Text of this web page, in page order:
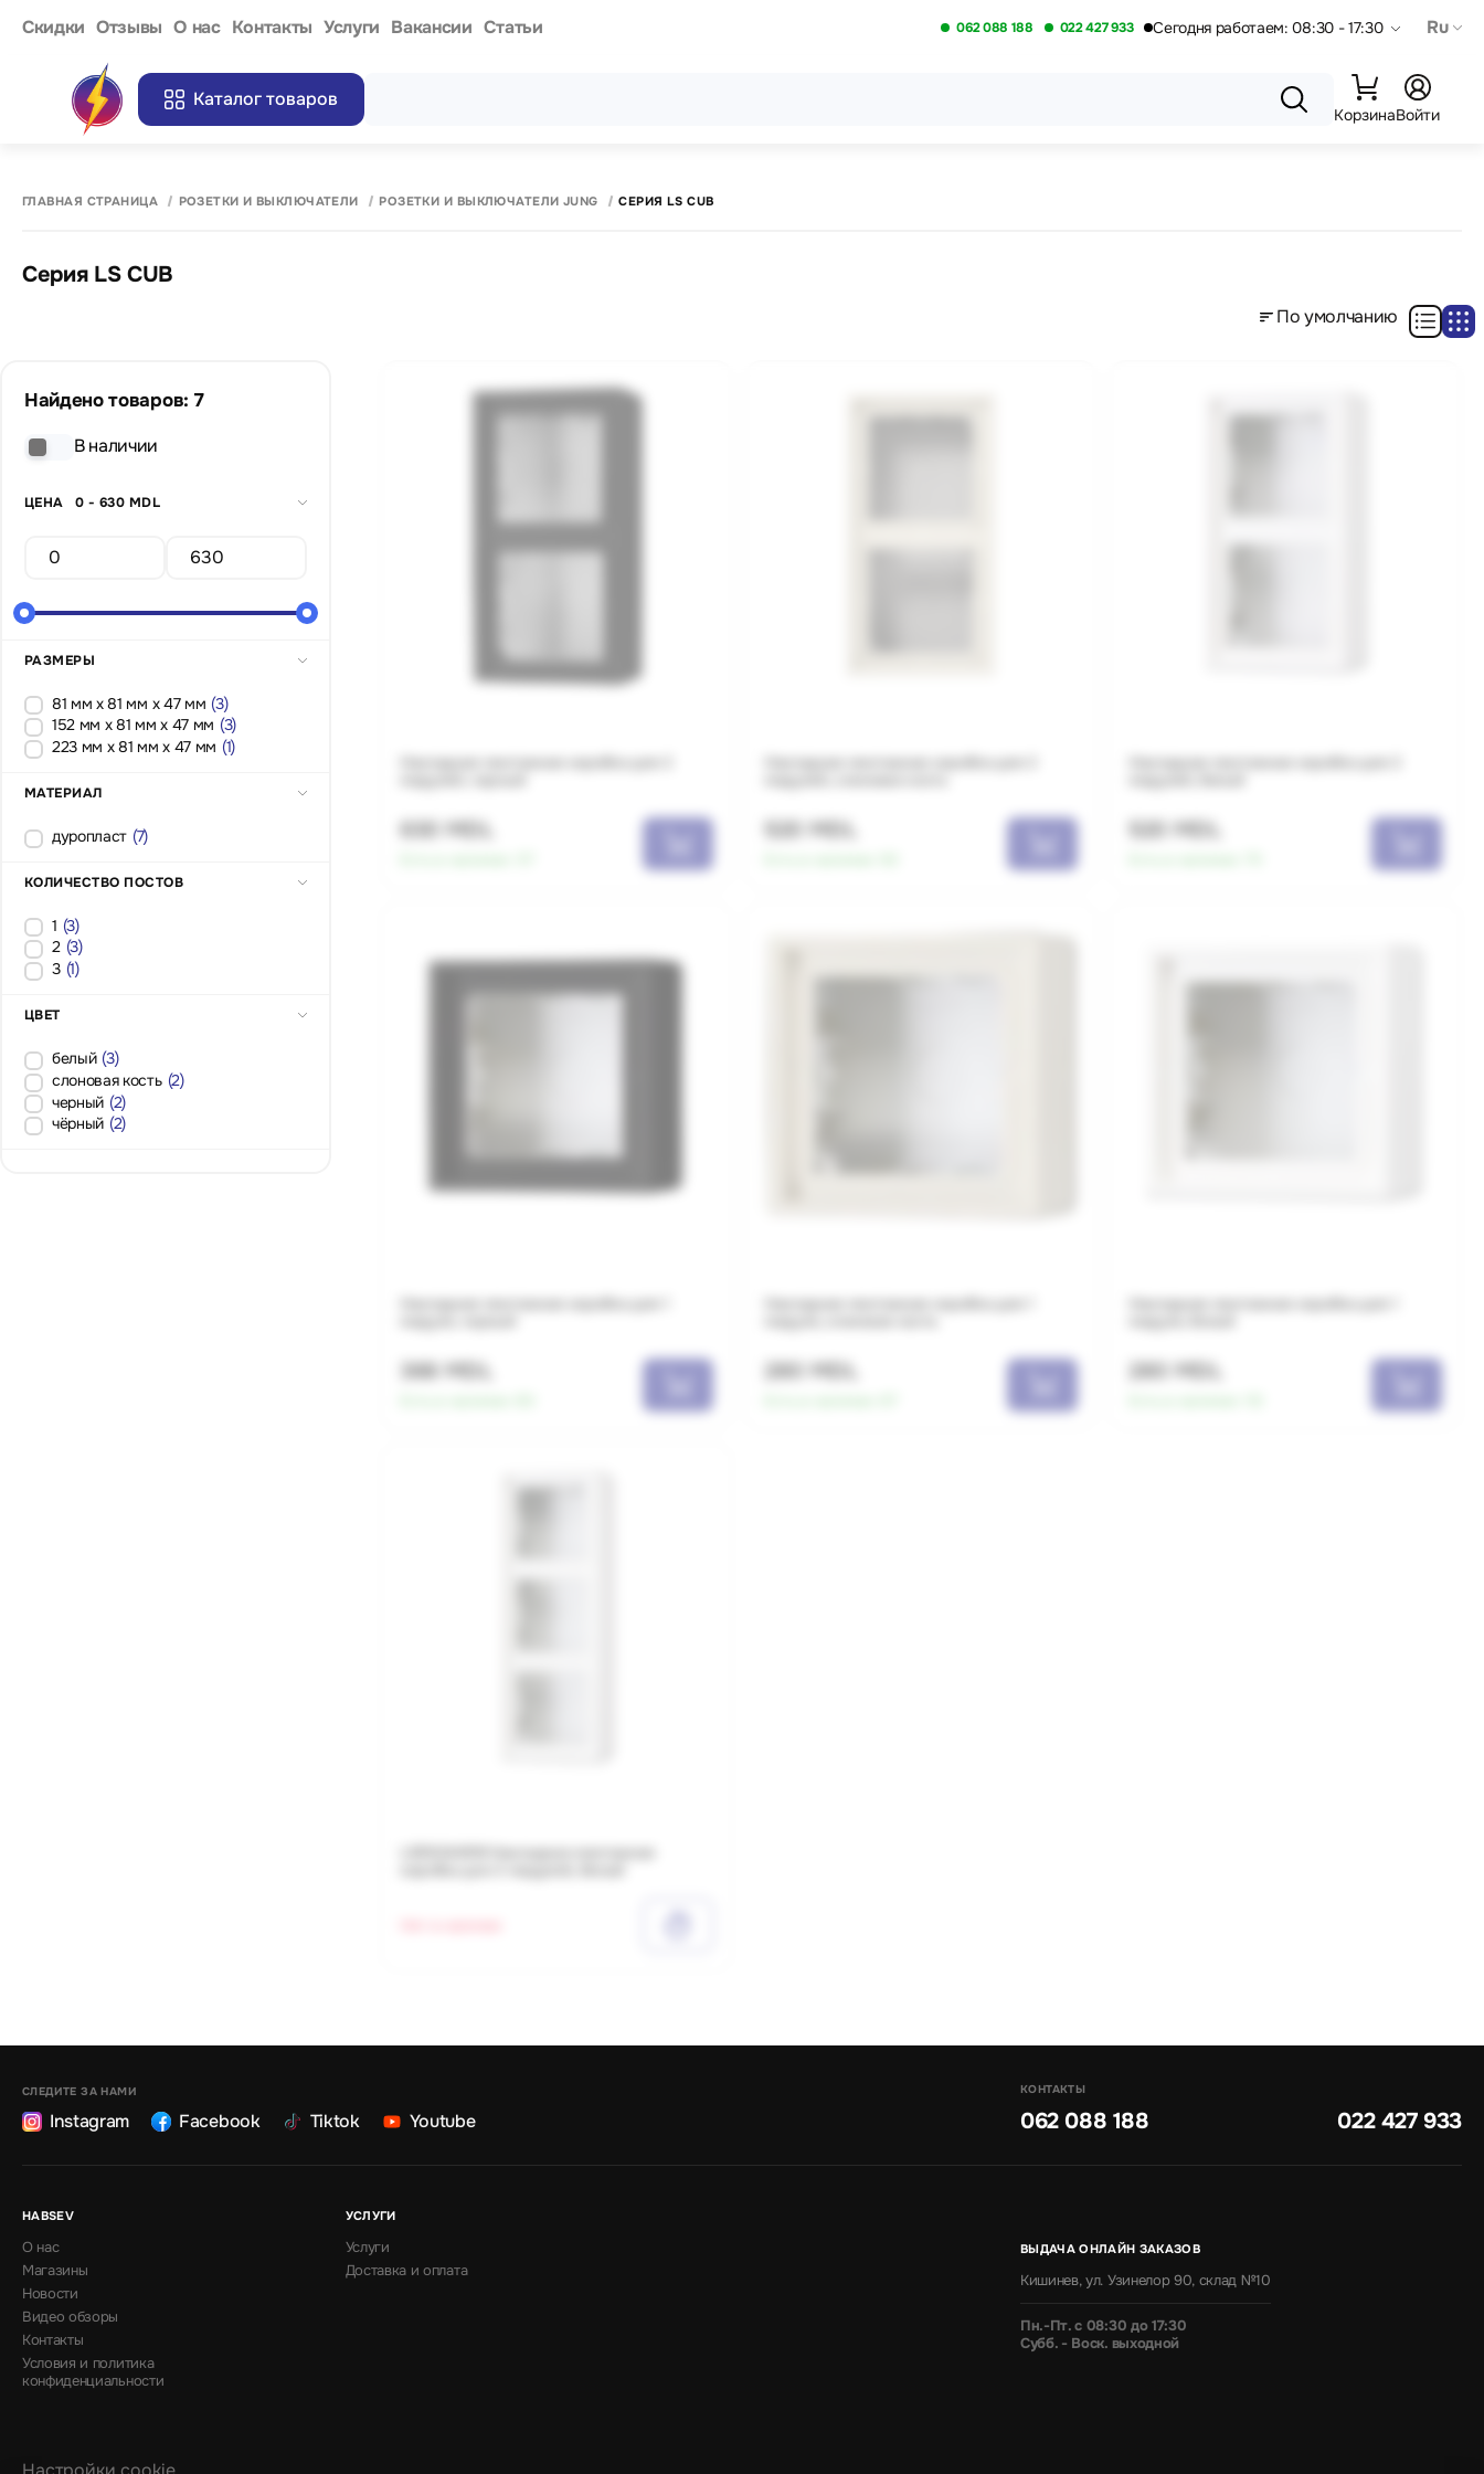
Cкидки Отзывы О нас Контакты Услуги Вакансии Статьи 062 088 188 022 427 933 Сегодня работаем: 08:30 - 17:30 Ru
Каталог товаров
КорзинаВойти
ГЛАВНАЯ СТРАНИЦА РОЗЕТКИ И ВЫКЛЮЧАТЕЛИ РОЗЕТКИ И ВЫКЛЮЧАТЕЛИ JUNG CЕРИЯ LS CUB
Cерия LS CUB
По умолчанию
Найдено товаров: 7
В наличии
ЦЕНА 0 - 630 MDL
РАЗМЕРЫ
81 мм x 81 мм x 47 мм (3)
152 мм x 81 мм x 47 мм (3)
223 мм x 81 мм x 47 мм (1)
МАТЕРИАЛ
дуропласт (7)
КОЛИЧЕСТВО ПОСТОВ
1 (3)
2 (3)
3 (1)
ЦВЕТ
белый (3)
слоновая кость (2)
черный (2)
чёрный (2)
Накладная монтажная коробка для 2
630 MDL
Накладная монтажная коробка для 2
520 MDL
Накладная монтажная коробка для 2
520 MDL
Накладная монтажная коробка для 1
366 MDL
Накладная монтажная коробка для 1
280 MDL
Накладная монтажная коробка для 1
280 MDL
LS583AWW Накладная монтажная
СЛЕДИТЕ ЗА НАМИ
Instagram Facebook Tiktok Youtube
КОНТАКТЫ
062 088 188 022 427 933
HABSEV
О нас
Магазины
Новости
Видео обзоры
Контакты
Условия и политика
конфиденциальности
УСЛУГИ
Услуги
Доставка и оплата
ВЫДАЧА ОНЛАЙН ЗАКАЗОВ
Кишинев, ул. Узинелор 90, склад №10
Пн.-Пт. с 08:30 до 17:30
Субб. - Воск. выходной